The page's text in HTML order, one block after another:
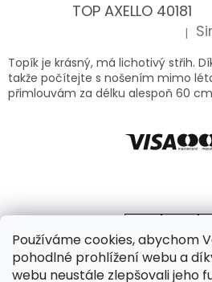
Používáme cookies, abychom
pohodlné prohlížení webu a
webu neustále zlepšovali jeho
TOP AXELLO 40181
Hodnocení produktu je 5
|
Topík je krásný, má lichotivý střih.
takže počítejte s nošením mimo
přimlouvám za délku alespoň 60